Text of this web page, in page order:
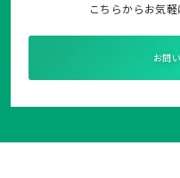
こちらからお気軽
お問